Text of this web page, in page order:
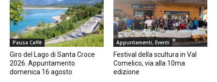
Pausa Caffè
Giro del Lago di Santa Croce
2026. Appuntamento
domenica 16 agosto
Appuntamenti, Eventi
Festival della scultura in Val
Comelico, via alla 10ma
edizione